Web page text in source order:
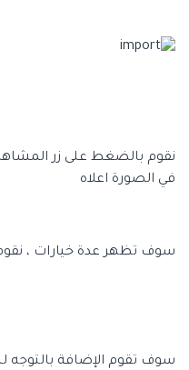
نقوم بالضغط على زر
في الصورة اعلاه
سوف تظهر عدة خيارات ،
سوف تقوم الإضافة بالتوجه